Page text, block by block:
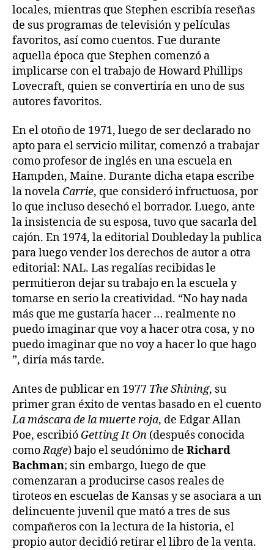
locales, mientras que Stephen escribía reseñas
de sus programas de televisión y películas
favoritos, así como cuentos. Fue durante
aquella época que Stephen comenzó a
implicarse con el trabajo de Howard Phillips
Lovecraft, quien se convertiría en uno de sus
autores favoritos.
En el otoño de 1971, luego de ser declarado no
apto para el servicio militar, comenzó a trabajar
como profesor de inglés en una escuela en
Hampden, Maine. Durante dicha etapa escribe
la novela Carrie, que consideró infructuosa, por
lo que incluso desechó el borrador. Luego, ante
la insistencia de su esposa, tuvo que sacarla del
cajón. En 1974, la editorial Doubleday la publica
para luego vender los derechos de autor a otra
editorial: NAL. Las regalías recibidas le
permitieron dejar su trabajo en la escuela y
tomarse en serio la creatividad. “No hay nada
más que me gustaría hacer … realmente no
puedo imaginar que voy a hacer otra cosa, y no
puedo imaginar que no voy a hacer lo que hago
”, diría más tarde.
Antes de publicar en 1977 The Shining, su
primer gran éxito de ventas basado en el cuento
La máscara de la muerte roja, de Edgar Allan
Poe, escribió Getting It On (después conocida
comoRage) bajo el seudónimo de Richard
Bachman; sin embargo, luego de que
comenzaran a producirse casos reales de
tiroteos en escuelas de Kansas y se asociara a un
delincuente juvenil que mató a tres de sus
compañeros con la lectura de la historia, el
propio autor decidió retirar el libro de la venta.